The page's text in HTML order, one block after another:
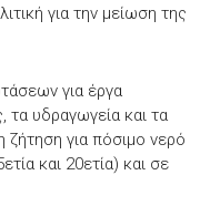
για την μείωση της
για έργα
υδραγωγεία και τα
ζήτηση για πόσιμο νερό
και 20ετία) και σε